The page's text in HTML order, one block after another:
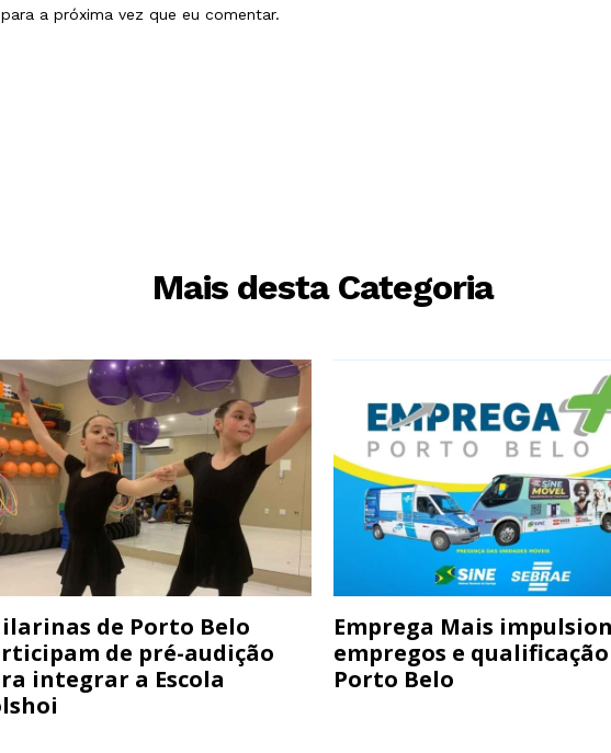
a próxima vez que eu comentar.
Mais desta Categoria
de Porto Belo
de pré-audição
integrar a Escola
Emprega Mais
empregos e
Porto Belo